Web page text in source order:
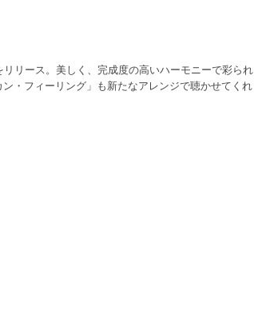
リース。美しく、完成度の高いハーモニーで彩られ
・フィーリング」も新たなアレンジで聴かせてくれ